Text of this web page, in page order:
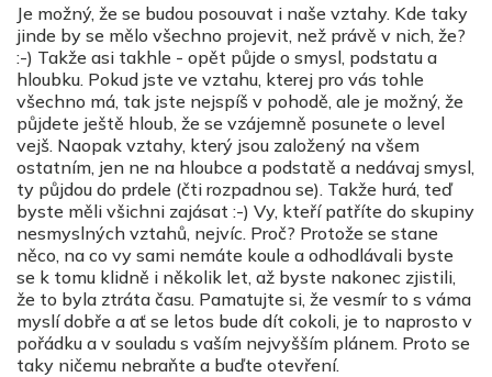
Je možný, že se budou posouvat i naše vztahy. Kde taky
jinde by se mělo všechno projevit, než právě v nich, že?
:-) Takže asi takhle - opět půjde o smysl, podstatu a
hloubku. Pokud jste ve vztahu, kterej pro vás tohle
všechno má, tak jste nejspíš v pohodě, ale je možný, že
půjdete ještě hloub, že se vzájemně posunete o level
vejš. Naopak vztahy, který jsou založený na všem
ostatním, jen ne na hloubce a podstatě a nedávaj smysl,
ty půjdou do prdele (čti rozpadnou se). Takže hurá, teď
byste měli všichni zajásat :-) Vy, kteří patříte do skupiny
nesmyslných vztahů, nejvíc. Proč? Protože se stane
něco, na co vy sami nemáte koule a odhodlávali byste
se k tomu klidně i několik let, až byste nakonec zjistili,
že to byla ztráta času. Pamatujte si, že vesmír to s váma
myslí dobře a ať se letos bude dít cokoli, je to naprosto v
pořádku a v souladu s vaším nejvyšším plánem. Proto se
taky ničemu nebraňte a buďte otevření.